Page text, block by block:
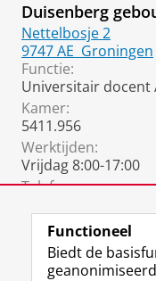
Duisenberg
Nettelbosje 2
9747 AE Groningen
Functie:
Universitair docent
Kamer:
5411.956
Werktijden:
Vrijdag 8:00-17:00
Telefoon:
Functioneel
Biedt de